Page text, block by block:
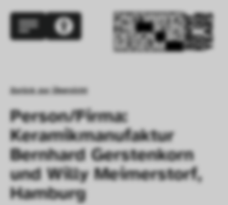
Zurück zur Übersicht
Person/Firma:
Keramikmanufaktur
Bernhard Gerstenkorn
und Willy Meimerstorf,
Hamburg